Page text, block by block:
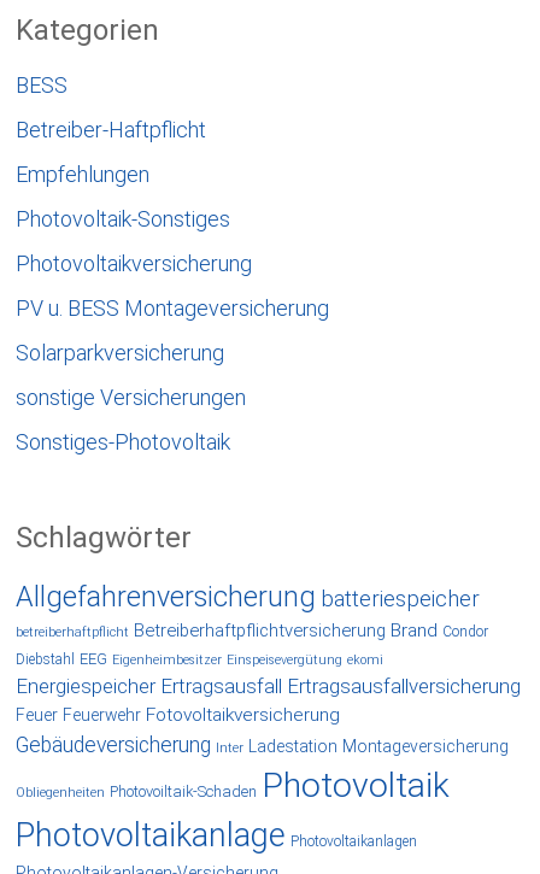
Kategorien
BESS
Betreiber-Haftpflicht
Empfehlungen
Photovoltaik-Sonstiges
Photovoltaikversicherung
PV u. BESS Montageversicherung
Solarparkversicherung
sonstige Versicherungen
Sonstiges-Photovoltaik
Schlagwörter
Allgefahrenversicherung batteriespeicher
betreiberhaftpflicht Betreiberhaftpflichtversicherung Brand Condor
Diebstahl
EEG Eigenheimbesitzer Einspeisevergütung ekomi
Energiespeicher Ertragsausfall Ertragsausfallversicherung
Feuer Feuerwehr Fotovoltaikversicherung
Gebäudeversicherung Inter Ladestation Montageversicherung
Obliegenheiten Photovoiltaik-Schaden Photovoltaik
Photovoltaikanlage Photovoltaikanlagen